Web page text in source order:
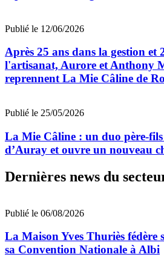
Publié le 12/06/2026
Après 25 ans dans la gestion et
l'artisanat, Aurore et Anthony
reprennent La Mie Câline de
Publié le 25/05/2026
La Mie Câline : un duo père-
d’Auray et ouvre un nouveau
Dernières news du
Publié le 06/08/2026
La Maison Yves Thuriès fédère
sa Convention Nationale à Albi